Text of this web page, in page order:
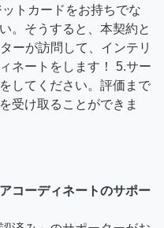
トカードをお持ちでな
。そうすると、本契約と
ーが訪問して、インテリ
ネートをします！ 5.サー
してください。評価まで
受け取ることができま
コーディネートのサポー